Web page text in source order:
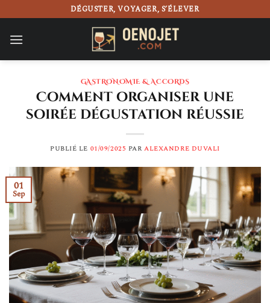
au
contenu
DÉGUSTER, VOYAGER, S’ÉLEVER
GASTRONOMIE & ACCORDS
Comment organiser une
soirée dégustation réussie
PUBLIÉ LE 01/09/2025 PARALEXANDRE DUVALI
01
Sep